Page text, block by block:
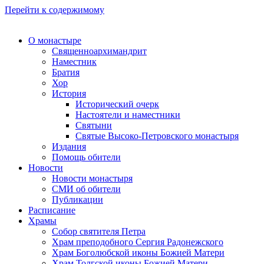
Перейти к содержимому
О монастыре
Священноархимандрит
Наместник
Братия
Хор
История
Исторический очерк
Настоятели и наместники
Святыни
Святые Высоко-Петровского монастыря
Издания
Помощь обители
Новости
Новости монастыря
СМИ об обители
Публикации
Расписание
Храмы
Собор святителя Петра
Храм преподобного Сергия Радонежского
Храм Боголюбской иконы Божией Матери